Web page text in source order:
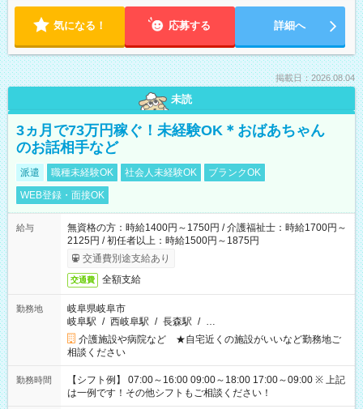
気になる！ 応募する 詳細へ
掲載日：2026.08.04
未読
3ヵ月で73万円稼ぐ！未経験OK＊おばあちゃん
のお話相手など
派遣 職種未経験OK 社会人未経験OK
ブランクOK
WEB登録・面接OK
給与
無資格の方：時給1400円～1750円 / 介護福祉士：時給1700円～
2125円 / 初任者以上：時給1500円～1875円
交通費別途支給あり
交通費 全額支給
勤務地
岐阜県岐阜市
岐阜駅 / 西岐阜駅 / 長森駅 / …
介護施設や病院など ★自宅近くの施設がいいなど勤務地ご
相談ください
勤務時間
【シフト例】 07:00～16:00 09:00～18:00 17:00～09:00 ※ 上記
は一例です！その他シフトもご相談ください！